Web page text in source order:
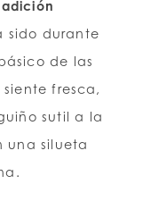
sido durante
de las
fresca,
sutil a la
una silueta